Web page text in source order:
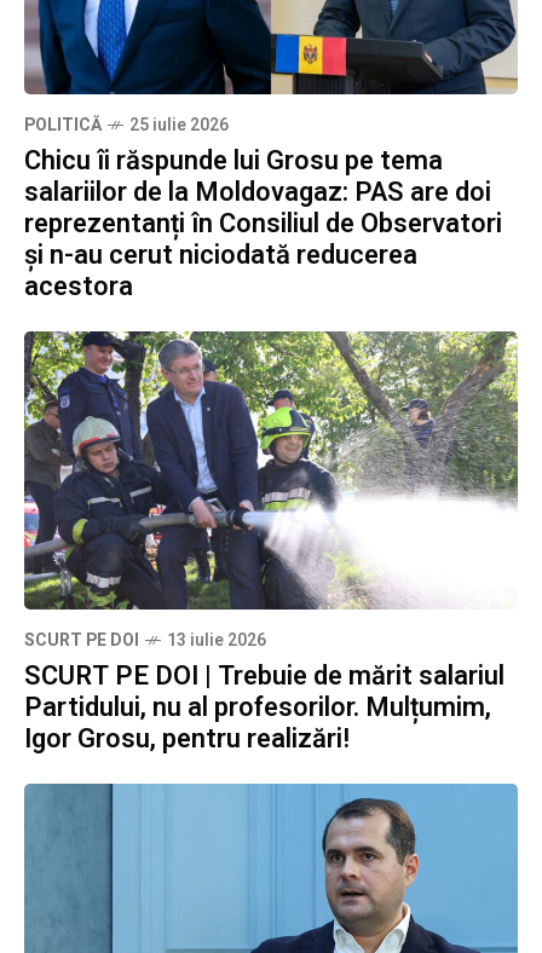
POLITICĂ 25 iulie 2026
Chicu îi răspunde lui Grosu pe tema
salariilor de la Moldovagaz: PAS are doi
reprezentanți în Consiliul de Observatori
și n-au cerut niciodată reducerea
acestora
SCURT PE DOI 13 iulie 2026
SCURT PE DOI | Trebuie de mărit salariul
Partidului, nu al profesorilor. Mulțumim,
Igor Grosu, pentru realizări!